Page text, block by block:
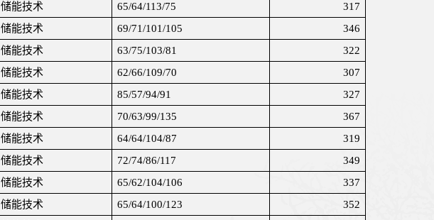
储能技术 65/64/113/75
317
储能技术 69/71/101/105
346
储能技术 63/75/103/81
322
储能技术 62/66/109/70
307
储能技术 85/57/94/91
327
储能技术 70/63/99/135
367
储能技术 64/64/104/87
319
储能技术 72/74/86/117
349
储能技术 65/62/104/106
337
储能技术 65/64/100/123
352